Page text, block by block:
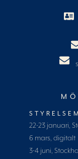
22-23 januari,
6 mars, digitalt
3-4 juni,